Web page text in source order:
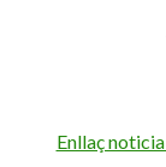
Enllaç